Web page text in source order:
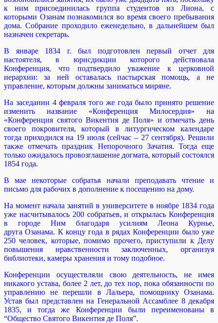
к ним присоединилась группа студентов из Лиона, с
которыми Озанам познакомился во время своего пребывания
дома. Собрание проходило еженедельно, в дальнейшем был
назначен секретарь.
В январе 1834 г. был подготовлен первый отчет для
настоятеля, в юрисдикции которого действовала
Конференция, что подтвердило уважение к церковной
иерархии: за ней оставалась пастырская помощь, а не
управление, которым должны заниматься миряне.
На заседании 4 февраля того же года было принято решение
изменить название «Конференция Милосердия» на
«Конференция святого Викентия де Поля» и отмечать день
своего покровителя, который в литургическом календаре
тогда приходился на 19 июля (сейчас – 27 сентября). Решили
также отмечать праздник Непорочного Зачатия. Тогда еще
только ожидалось провозглашение догмата, который состоялся
1854 года.
В мае некоторые собратья начали преподавать чтение и
письмо для рабочих в дополнение к посещению на дому.
На момент начала занятий в университете в ноябре 1834 года
уже насчитывалось 200 собратьев, и открылась Конференция
в городе Ним благодаря усилиям Леона Курнье,
друга Озанама. К концу года в рядах Конференции было уже
250 человек, которые, помимо прочего, приступили к Делу
повышения нравственности заключенных, организуя
библиотеки, камеры хранения и тому подобное.
Конференции осуществляли свою деятельность, не имея
никакого устава, более 2 лет, до тех пор, пока обязанности по
управлению не перешли в Лальера, помощнику Озанама.
Устав был представлен на Генеральной Ассамблее 8 декабря
1835, и тогда же Конференции были переименованы в
“Общество Святого Викентия де Поля”.